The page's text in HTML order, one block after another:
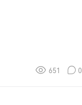
651 0